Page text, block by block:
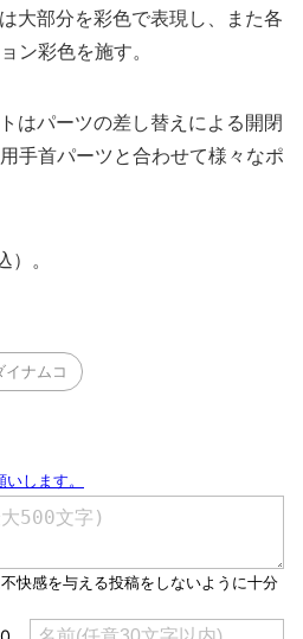
大部分を彩色で表現し、また各
ン彩色を施す。
はパーツの差し替えによる開閉
手首パーツと合わせて様々なポ
。
イナムコ